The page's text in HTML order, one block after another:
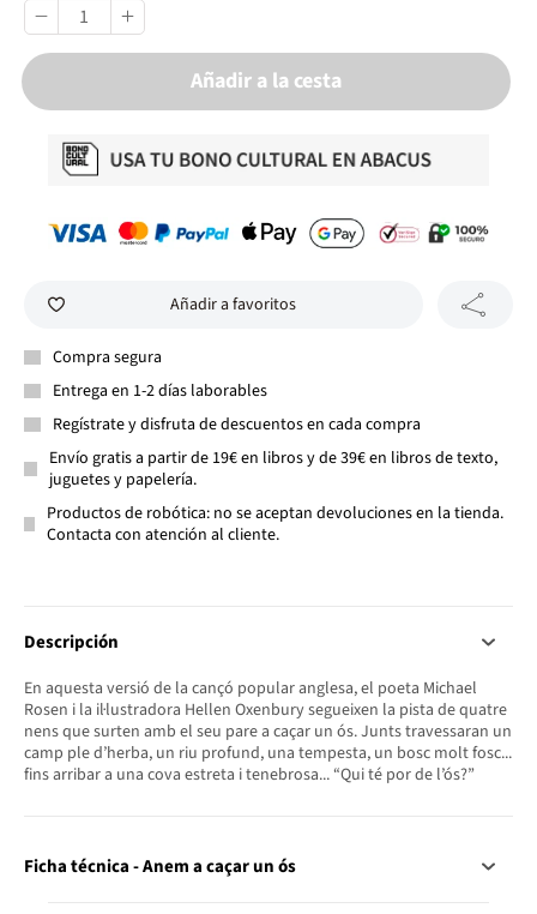
Añadir a la cesta
Añadir a favoritos
Compra segura
Entrega en 1-2 días laborables
Regístrate y disfruta de descuentos en cada compra
Envío gratis a partir de 19€ en libros y de 39€ en libros de texto,
juguetes y papelería.
Productos de robótica: no se aceptan devoluciones en la tienda.
Contacta con atención al cliente.
Descripción
En aquesta versió de la cançó popular anglesa, el poeta Michael
Rosen i la il·lustradora Hellen Oxenbury segueixen la pista de quatre
nens que surten amb el seu pare a caçar un ós. Junts travessaran un
camp ple d’herba, un riu profund, una tempesta, un bosc molt fosc...
fins arribar a una cova estreta i tenebrosa... “Qui té por de l’ós?”
Ficha técnica - Anem a caçar un ós